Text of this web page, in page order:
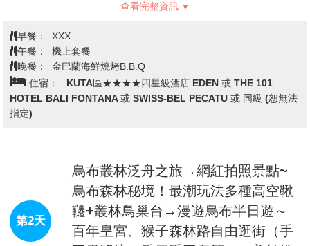
天空跟雲彩也被渲染成相同的顏色。也許是景色太美了，美
著慢了下來。像時間被停止般的駐留，全都是為了這短暫卻
醉人的景致。
沙灘上的露天餐桌正對著海上夕陽，打著赤腳，享受陽光熱
度及峇里島的異國風情。海灘的金色餘暉、夕陽的露天溫
度、海鮮的燒烤香味，這就是金巴蘭沙灘上賴以聞名的氛
稍後由專車接往下榻地點辦理入住手續，今晚好好休息，準
備迎接明天起的海島之旅。
查看完整資訊
早餐：
XXX
午餐：
機上套餐
晚餐：
金巴蘭海鮮燒烤B.B.Q
住宿：
KUTA區★★★★四星級酒店 EDEN 或 THE 101
HOTEL BALI FONTANA 或 SWISS-BEL PECATU 或 同級 (恕無法
指定)
第2天
烏布叢林泛舟之旅→網紅拍照景點~
烏布森林秘境！最潮玩法多種高空鞦
韆+叢林鳥巢台→漫遊烏布半日遊～
百年皇宮、猴子森林路自由逛街（手